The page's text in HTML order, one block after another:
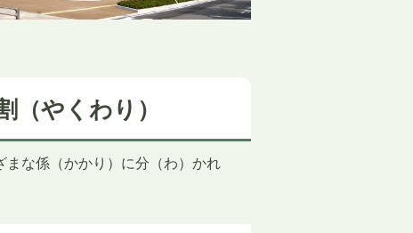
やくわり）
な係（かかり）に分（わ）かれ